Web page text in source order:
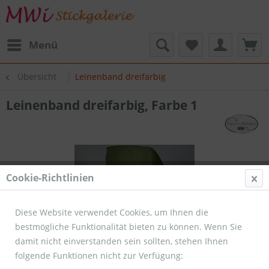
Menü
Übersicht Leinenband dreifarbig
Leinenband dreifarbig, Farbe 1
Cookie-Richtlinien
Diese Website verwendet Cookies, um Ihnen die
bestmögliche Funktionalität bieten zu können. Wenn Sie
damit nicht einverstanden sein sollten, stehen Ihnen
folgende Funktionen nicht zur Verfügung: